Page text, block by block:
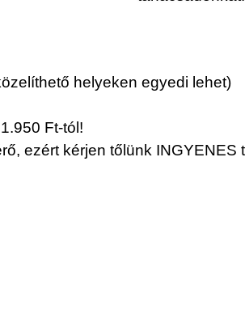
helyeken egyedi lehet)
Ft-tól!
ezért kérjen tőlünk INGYENES